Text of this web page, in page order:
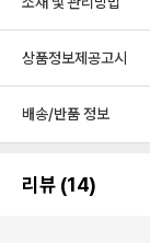
상품정보제공고시
배송/반품 정보
리뷰 (14)